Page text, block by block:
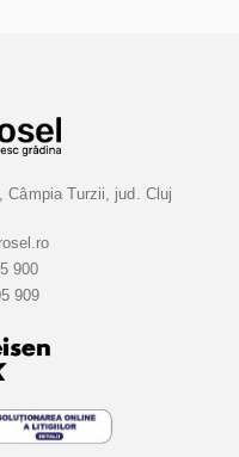
Câmpia Turzii, jud. Cluj
900
909